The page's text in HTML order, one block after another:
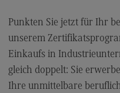
Punkten Sie jetzt für Ihr
unserem
Einkaufs in
gleich doppelt: Sie
Ihre unmittelbare